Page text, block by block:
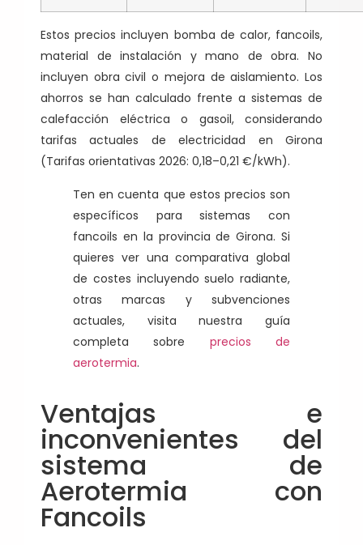
Estos precios incluyen bomba de calor, fancoils,
material de instalación y mano de obra. No
incluyen obra civil o mejora de aislamiento. Los
ahorros se han calculado frente a sistemas de
calefacción eléctrica o gasoil, considerando
tarifas actuales de electricidad en Girona
(Tarifas orientativas 2026: 0,18–0,21 €/kWh).
Ten en cuenta que estos precios son
específicos para sistemas con
fancoils en la provincia de Girona. Si
quieres ver una comparativa global
de costes incluyendo suelo radiante,
otras marcas y subvenciones
actuales, visita nuestra guía
completa sobre precios de
aerotermia.
Ventajas e
inconvenientes del
sistema de
Aerotermia con
Fancoils